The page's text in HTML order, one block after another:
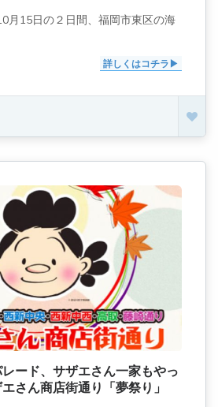
月15日の２日間、福岡市東区の海
詳しくはコチラ
レード、サザエさん一家もやっ
さん商店街通り「夢祭り」